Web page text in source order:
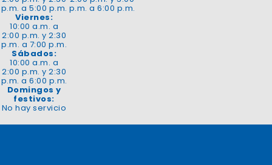
p.m. a 5:00 p.m.
Viernes:
10:00 a.m. a
2:00 p.m. y 2:30
p.m. a 7:00 p.m.
Sábados:
10:00 a.m. a
2:00 p.m. y 2:30
p.m. a 6:00 p.m.
Domingos y
festivos:
No hay servicio
p.m. a 6:00 p.m.